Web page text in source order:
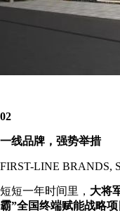
02
一线品牌，强势举措
FIRST-LINE BRANDS,
短短一年时间里， 大将
霸”全国终端赋能战略